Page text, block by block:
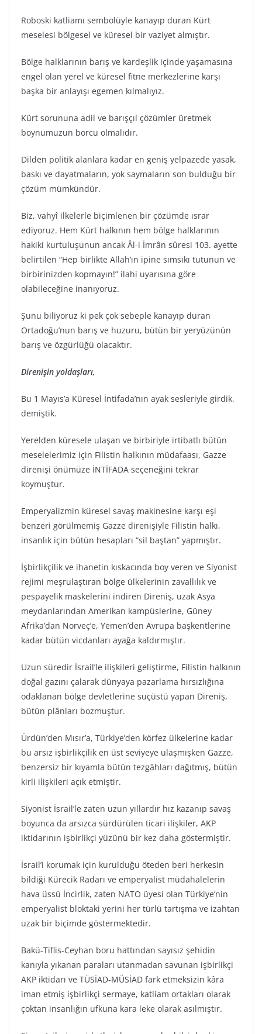
Roboski katliamı sembolüyle kanayıp duran Kürt
meselesi bölgesel ve küresel bir vaziyet almıştır.
Bölge halklarının barış ve kardeşlik içinde yaşamasına
engel olan yerel ve küresel fitne merkezlerine karşı
başka bir anlayışı egemen kılmalıyız.
Kürt sorununa adil ve barışçıl çözümler üretmek
boynumuzun borcu olmalıdır.
Dilden politik alanlara kadar en geniş yelpazede yasak,
baskı ve dayatmaların, yok saymaların son bulduğu bir
çözüm mümkündür.
Biz, vahyî ilkelerle biçimlenen bir çözümde ısrar
ediyoruz. Hem Kürt halkının hem bölge halklarının
hakiki kurtuluşunun ancak Âl-i İmrân sûresi 103. ayette
belirtilen “Hep birlikte Allah’ın ipine sımsıkı tutunun ve
birbirinizden kopmayın!” ilahi uyarısına göre
olabileceğine inanıyoruz.
Şunu biliyoruz ki pek çok sebeple kanayıp duran
Ortadoğu’nun barış ve huzuru, bütün bir yeryüzünün
barış ve özgürlüğü olacaktır.
Direnişin yoldaşları,
Bu 1 Mayıs’a Küresel İntifada’nın ayak sesleriyle girdik,
demiştik.
Yerelden küresele ulaşan ve birbiriyle irtibatlı bütün
meselelerimiz için Filistin halkının müdafaası, Gazze
direnişi önümüze İNTİFADA seçeneğini tekrar
koymuştur.
Emperyalizmin küresel savaş makinesine karşı eşi
benzeri görülmemiş Gazze direnişiyle Filistin halkı,
insanlık için bütün hesapları “sil baştan” yapmıştır.
İşbirlikçilik ve ihanetin kıskacında boy veren ve Siyonist
rejimi meşrulaştıran bölge ülkelerinin zavallılık ve
pespayelik maskelerini indiren Direniş, uzak Asya
meydanlarından Amerikan kampüslerine, Güney
Afrika’dan Norveç’e, Yemen’den Avrupa başkentlerine
kadar bütün vicdanları ayağa kaldırmıştır.
Uzun süredir İsrail’le ilişkileri geliştirme, Filistin halkının
doğal gazını çalarak dünyaya pazarlama hırsızlığına
odaklanan bölge devletlerine suçüstü yapan Direniş,
bütün plânları bozmuştur.
Ürdün’den Mısır’a, Türkiye’den körfez ülkelerine kadar
bu arsız işbirlikçilik en üst seviyeye ulaşmışken Gazze,
benzersiz bir kıyamla bütün tezgâhları dağıtmış, bütün
kirli ilişkileri açık etmiştir.
Siyonist İsrail’le zaten uzun yıllardır hız kazanıp savaş
boyunca da arsızca sürdürülen ticari ilişkiler, AKP
iktidarının işbirlikçi yüzünü bir kez daha göstermiştir.
İsrail’i korumak için kurulduğu öteden beri herkesin
bildiği Kürecik Radarı ve emperyalist müdahalelerin
hava üssü İncirlik, zaten NATO üyesi olan Türkiye’nin
emperyalist bloktaki yerini her türlü tartışma ve izahtan
uzak bir biçimde göstermektedir.
Bakü-Tiflis-Ceyhan boru hattından sayısız şehidin
kanıyla yıkanan paraları utanmadan savunan işbirlikçi
AKP iktidarı ve TÜSİAD-MÜSİAD fark etmeksizin kâra
iman etmiş işbirlikçi sermaye, katliam ortakları olarak
çoktan insanlığın ufkuna kara leke olarak asılmıştır.